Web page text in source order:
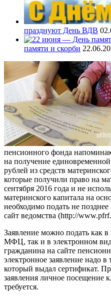
празднуют День ВДВ
памяти и скорби
пенсионного фонда
на получение
рублей из средств
которые получили право на
сентября 2016 года и не
материнского капитала на
необходимо подать не
сайт ведомства (http://
Заявление можно подать как
МФЦ, так и в электронном
гражданина на сайте
электронное заявление надо
который выдал сертификат.
заявления личное посещение
требуется.